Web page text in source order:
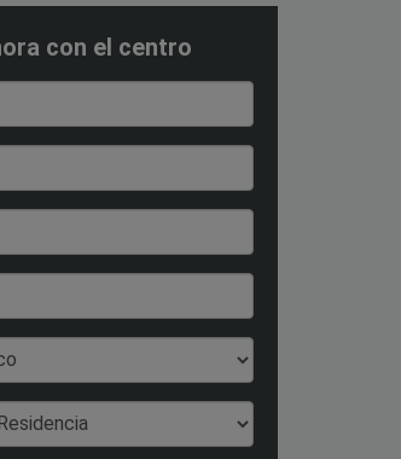
con el centro